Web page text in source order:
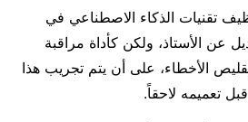
تقنيات الذكاء الاصطناعي في
عن الأستاذ، ولكن كأداة مراقبة
الأخطاء، على أن يتم تجريب هذا
تعميمه لاحقاً.